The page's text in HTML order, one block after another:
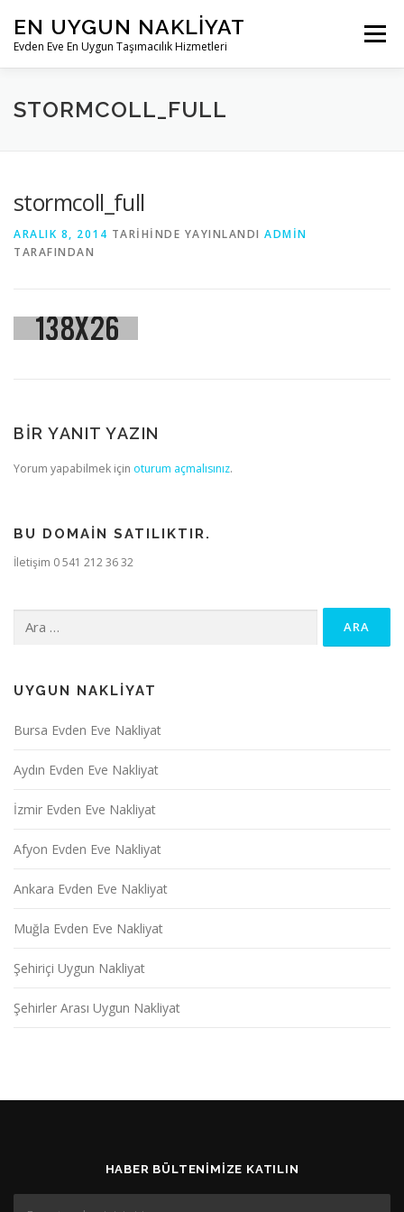
geçEN UYGUN NAKLIYAT
Evden Eve En Uygun Taşımacılık Hizmetleri
Menü
ANASAYFA KURUMSAL
STORMCOLL_FULL
stormcoll_full
ARALIK 8, 2014 TARIHINDE YAYINLANDI ADMIN
TARAFINDAN
BIR YANIT YAZIN
Yorum yapabilmek için oturum açmalısınız.
BU DOMAIN SATILIKTIR.
İletişim 0 541 212 36 32
UYGUN NAKLIYAT
Bursa Evden Eve Nakliyat
Aydın Evden Eve Nakliyat
İzmir Evden Eve Nakliyat
Afyon Evden Eve Nakliyat
Ankara Evden Eve Nakliyat
Muğla Evden Eve Nakliyat
Şehiriçi Uygun Nakliyat
Şehirler Arası Uygun Nakliyat
HABER BÜLTENIMIZE KATILIN